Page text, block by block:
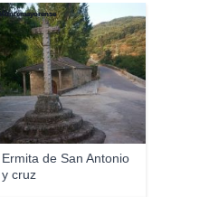
Ermita de San Antonio
y cruz
Montemayorense